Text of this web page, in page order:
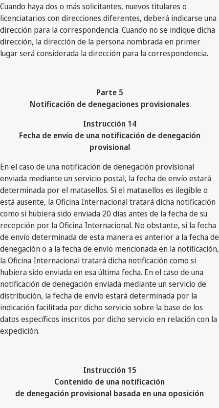
Cuando haya dos o más solicitantes, nuevos titulares o
licenciatarios con direcciones diferentes, deberá indicarse una
dirección para la correspondencia. Cuando no se indique dicha
dirección, la dirección de la persona nombrada en primer
lugar será considerada la dirección para la correspondencia.
Parte 5
Notificación de denegaciones provisionales
Instrucción 14
Fecha de envío de una notificación de denegación
provisional
En el caso de una notificación de denegación provisional
enviada mediante un servicio postal, la fecha de envío estará
determinada por el matasellos. Si el matasellos es ilegible o
está ausente, la Oficina Internacional tratará dicha notificación
como si hubiera sido enviada 20 días antes de la fecha de su
recepción por la Oficina Internacional. No obstante, si la fecha
de envío determinada de esta manera es anterior a la fecha de
denegación o a la fecha de envío mencionada en la notificación,
la Oficina Internacional tratará dicha notificación como si
hubiera sido enviada en esa última fecha. En el caso de una
notificación de denegación enviada mediante un servicio de
distribución, la fecha de envío estará determinada por la
indicación facilitada por dicho servicio sobre la base de los
datos específicos inscritos por dicho servicio en relación con la
expedición.
Instrucción 15
Contenido de una notificación
de denegación provisional basada en una oposición